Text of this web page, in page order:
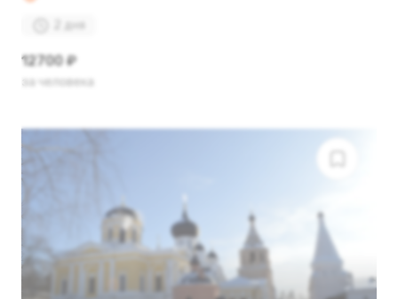
2 дня
12700 ₽
за человека